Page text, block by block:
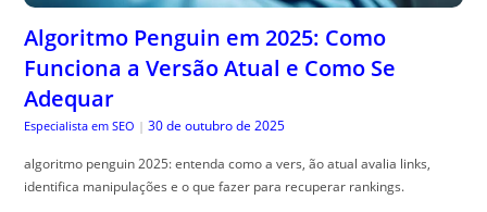
Algoritmo Penguin em 2025: Como
Funciona a Versão Atual e Como Se
Adequar
Especialista em SEO | 30 de outubro de 2025
algoritmo penguin 2025: entenda como a vers, ão atual avalia links,
identifica manipulações e o que fazer para recuperar rankings.